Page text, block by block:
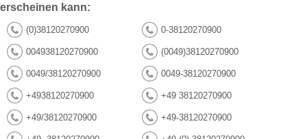
erscheinen kann:
(0)38120270900 0-38120270900
004938120270900 (0049)38120270900
0049/38120270900 0049-38120270900
+4938120270900 +49 38120270900
+49/38120270900 +49-38120270900